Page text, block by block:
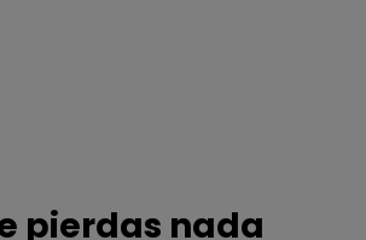
pierdas nada